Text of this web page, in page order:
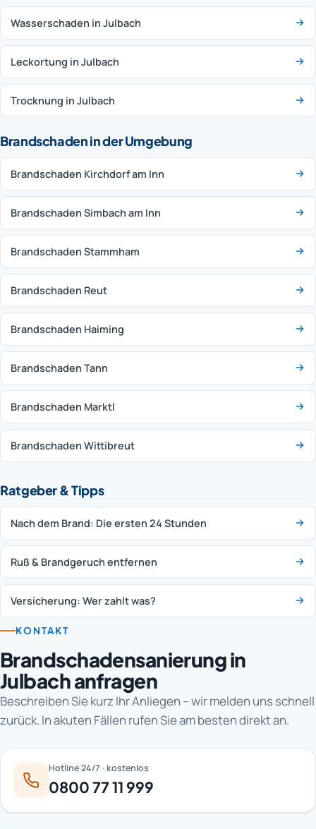
Wasserschaden in Julbach
Leckortung in Julbach
Trocknung in Julbach
Brandschaden in der Umgebung
Brandschaden Kirchdorf am Inn
Brandschaden Simbach am Inn
Brandschaden Stammham
Brandschaden Reut
Brandschaden Haiming
Brandschaden Tann
Brandschaden Marktl
Brandschaden Wittibreut
Ratgeber & Tipps
Nach dem Brand: Die ersten 24 Stunden
Ruß & Brandgeruch entfernen
Versicherung: Wer zahlt was?
KONTAKT
Brandschadensanierung in
Julbach anfragen
Beschreiben Sie kurz Ihr Anliegen – wir melden uns schnell
zurück. In akuten Fällen rufen Sie am besten direkt an.
Hotline 24/7 · kostenlos
0800 77 11 999